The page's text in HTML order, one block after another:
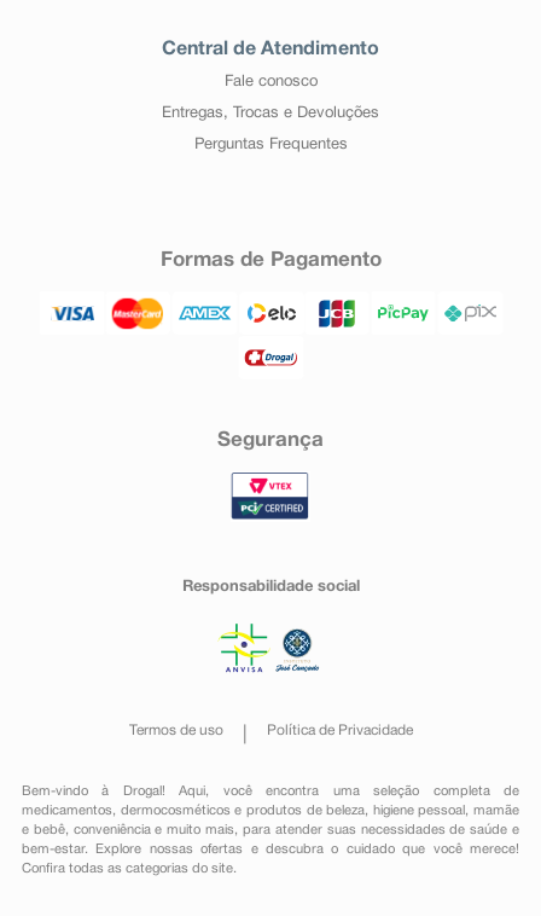
Central de Atendimento
Fale conosco
Entregas, Trocas e Devoluções
Perguntas Frequentes
Formas de Pagamento
Segurança
Responsabilidade social
Termos de uso Política de Privacidade
Bem-vindo à Drogal! Aqui, você encontra uma seleção completa de
medicamentos , dermocosméticos e produtos de beleza, higiene pessoal ,mamãe
e bebê, conveniênciae muito mais, para atender suas necessidades de saúde e
bem-estar. Explore nossas ofertas e descubra o cuidado que você merece!
Confira todas as categorias do site.